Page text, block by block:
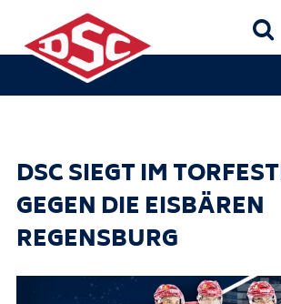

DSC SIEGT IM
GEGEN DIE EISBÄREN
REGENSBURG